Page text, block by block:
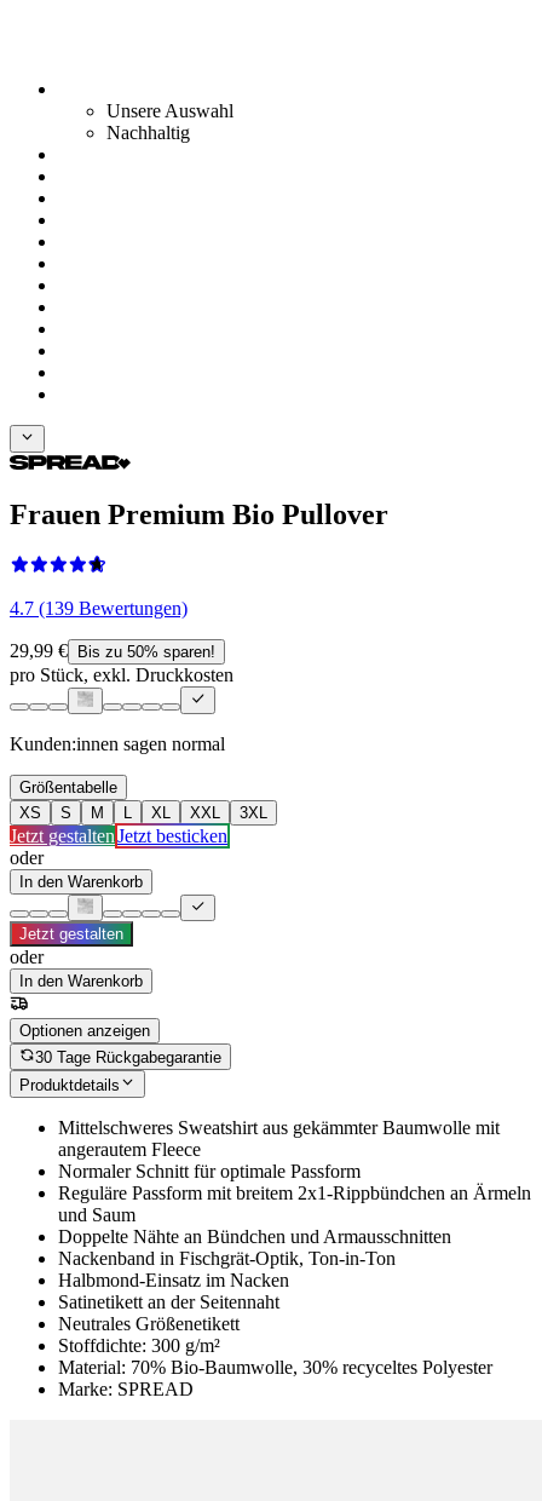
Unsere Auswahl
Nachhaltig
Frauen Premium Bio Pullover
4.7 (139 Bewertungen)
29,99 € Bis zu 50% sparen!
pro Stück, exkl. Druckkosten
Kunden:innen sagen normal
Größentabelle
XS
S M L XL XXL 3XL
Jetzt gestaltenJetzt besticken
oder
In den Warenkorb
Jetzt gestalten
oder
In den Warenkorb
Optionen anzeigen
30 Tage Rückgabegarantie
Produktdetails
Mittelschweres Sweatshirt aus gekämmter Baumwolle mit
angerautem Fleece
Normaler Schnitt für optimale Passform
Reguläre Passform mit breitem 2x1-Rippbündchen an Ärmeln
und Saum
Doppelte Nähte an Bündchen und Armausschnitten
Nackenband in Fischgrät-Optik, Ton-in-Ton
Halbmond-Einsatz im Nacken
Satinetikett an der Seitennaht
Neutrales Größenetikett
Stoffdichte: 300 g/m²
Material: 70% Bio-Baumwolle, 30% recyceltes Polyester
Marke: SPREAD